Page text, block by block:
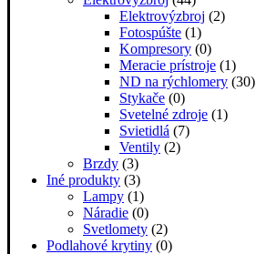
Elektrovýzbroj (2)
Fotospúšte (1)
Kompresory (0)
Meracie prístroje (1)
ND na rýchlomery (30)
Stykače (0)
Svetelné zdroje (1)
Svietidlá (7)
Ventily (2)
Brzdy (3)
Iné produkty (3)
Lampy (1)
Náradie (0)
Svetlomety (2)
Podlahové krytiny (0)